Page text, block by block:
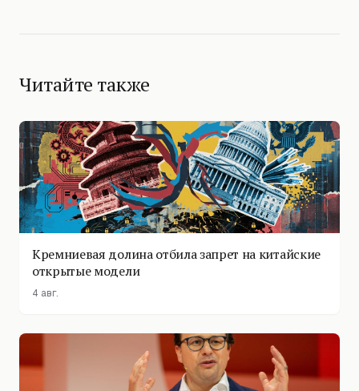
Читайте также
Кремниевая долина отбила запрет на китайские
открытые модели
4 авг.